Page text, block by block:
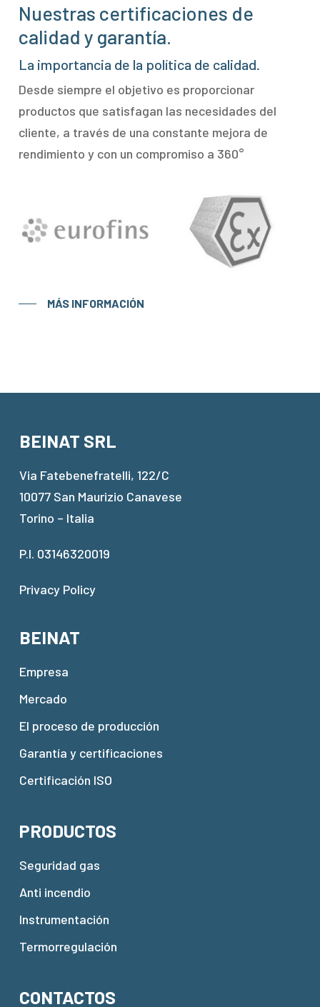
Nuestras certificaciones de
calidad y garantía.
La importancia de la política de calidad.
Desde siempre el objetivo es proporcionar
productos que satisfagan las necesidades del
cliente, a través de una constante mejora de
rendimiento y con un compromiso a 360°
MÁS INFORMACIÓN
BEINAT SRL
Via Fatebenefratelli, 122/C
10077 San Maurizio Canavese
Torino – Italia
P.I. 03146320019
Privacy Policy
BEINAT
Empresa
Mercado
El proceso de producción
Garantía y certificaciones
Certificación ISO
PRODUCTOS
Seguridad gas
Anti incendio
Instrumentación
Termorregulación
CONTACTOS